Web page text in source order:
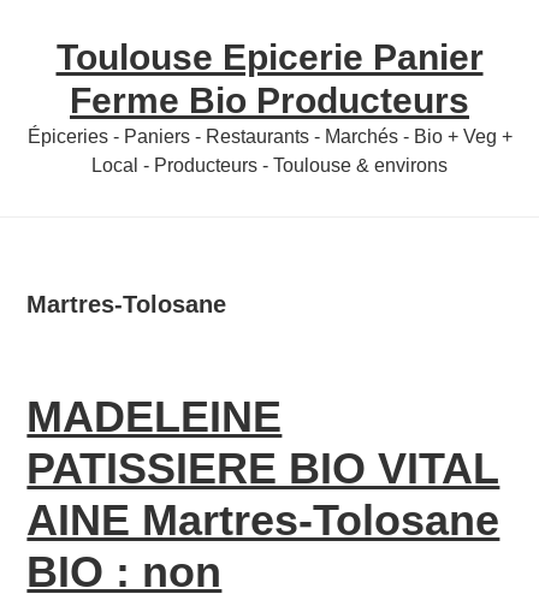
sidebar
Toulouse Epicerie Panier
Ferme Bio Producteurs
Épiceries - Paniers - Restaurants - Marchés - Bio + Veg +
Local - Producteurs - Toulouse & environs
Martres-Tolosane
MADELEINE
PATISSIERE BIO VITAL
AINE Martres-Tolosane
BIO : non